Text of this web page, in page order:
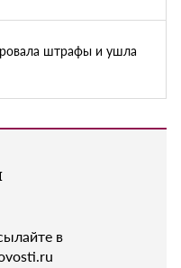
штрафы и ушла
в